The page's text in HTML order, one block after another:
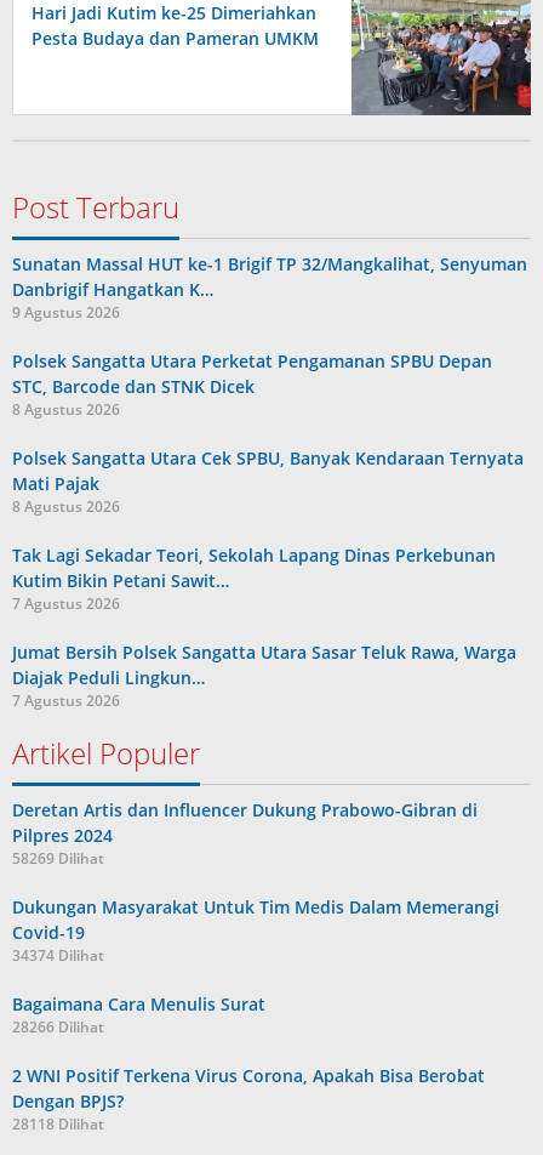
Hari Jadi Kutim ke-25 Dimeriahkan
Pesta Budaya dan Pameran UMKM
Post Terbaru
Sunatan Massal HUT ke-1 Brigif TP 32/Mangkalihat, Senyuman
Danbrigif Hangatkan K…
9 Agustus 2026
Polsek Sangatta Utara Perketat Pengamanan SPBU Depan
STC, Barcode dan STNK Dicek
8 Agustus 2026
Polsek Sangatta Utara Cek SPBU, Banyak Kendaraan Ternyata
Mati Pajak
8 Agustus 2026
Tak Lagi Sekadar Teori, Sekolah Lapang Dinas Perkebunan
Kutim Bikin Petani Sawit…
7 Agustus 2026
Jumat Bersih Polsek Sangatta Utara Sasar Teluk Rawa, Warga
Diajak Peduli Lingkun…
7 Agustus 2026
Artikel Populer
Deretan Artis dan Influencer Dukung Prabowo-Gibran di
Pilpres 2024
58269 Dilihat
Dukungan Masyarakat Untuk Tim Medis Dalam Memerangi
Covid-19
34374 Dilihat
Bagaimana Cara Menulis Surat
28266 Dilihat
2 WNI Positif Terkena Virus Corona, Apakah Bisa Berobat
Dengan BPJS?
28118 Dilihat